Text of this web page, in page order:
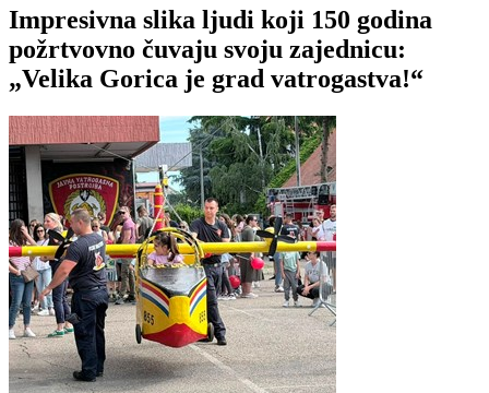
Impresivna slika ljudi koji 150 godina
požrtvovno čuvaju svoju zajednicu:
„Velika Gorica je grad vatrogastva!“